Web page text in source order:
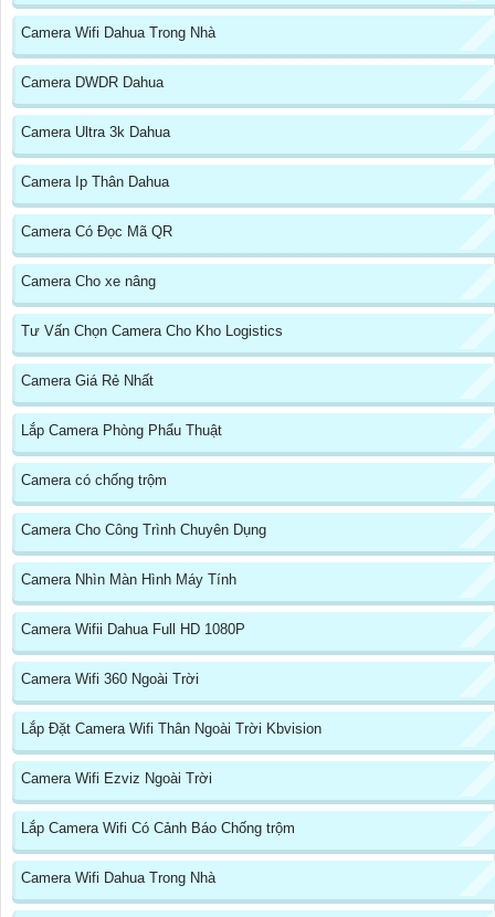
Camera Wifi Dahua Trong Nhà
Camera DWDR Dahua
Camera Ultra 3k Dahua
Camera Ip Thân Dahua
Camera Có Đọc Mã QR
Camera Cho xe nâng
Tư Vấn Chọn Camera Cho Kho Logistics
Camera Giá Rẻ Nhất
Lắp Camera Phòng Phẩu Thuật
Camera có chống trộm
Camera Cho Công Trình Chuyên Dụng
Camera Nhìn Màn Hình Máy Tính
Camera Wifii Dahua Full HD 1080P
Camera Wifi 360 Ngoài Trời
Lắp Đặt Camera Wifi Thân Ngoài Trời Kbvision
Camera Wifi Ezviz Ngoài Trời
Lắp Camera Wifi Có Cảnh Báo Chống trộm
Camera Wifi Dahua Trong Nhà